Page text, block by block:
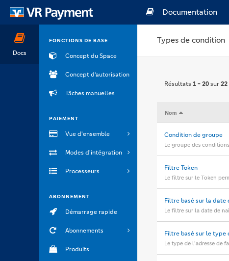
Docs
FONCTIONS DE BASE
Concept du Space
Concept d’autorisation
Tâches manuelles
PAIEMENT
Vue d'ensemble
Modes d'intégration
Processeurs
ABONNEMENT
Démarrage rapide
Abonnements
Produits
Documentation
Types de condition
Résultats 1 - 20sur22
Condition de groupe
Le groupe des
Filtre Token
Le filtre sur le Token
Filtre basé sur la date
Le filtre sur la date de
Filtre basé sur le type
Le type de l’adresse de
Nom